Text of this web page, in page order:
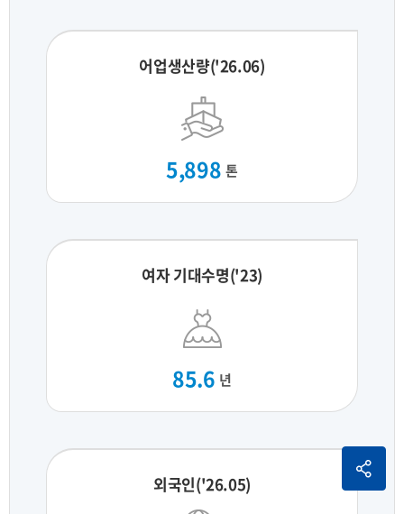
어업생산량('26.06)
5,898 톤
여자 기대수명('23)
85.6 년
외국인('26.05)